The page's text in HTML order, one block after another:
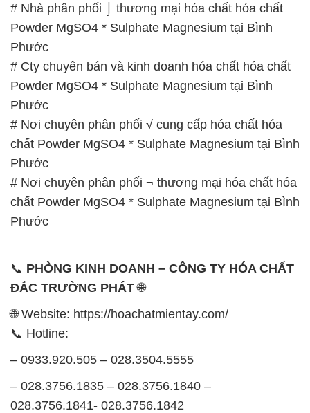
# Nhà phân phối ⌡ thương mại hóa chất hóa chất
Powder MgSO4 * Sulphate Magnesium tại Bình
Phước
# Cty chuyên bán và kinh doanh hóa chất hóa chất
Powder MgSO4 * Sulphate Magnesium tại Bình
Phước
# Nơi chuyên phân phối √ cung cấp hóa chất hóa
chất Powder MgSO4 * Sulphate Magnesium tại Bình
Phước
# Nơi chuyên phân phối ¬ thương mại hóa chất hóa
chất Powder MgSO4 * Sulphate Magnesium tại Bình
Phước
📞 PHÒNG KINH DOANH – CÔNG TY HÓA CHẤT
ĐẮC TRƯỜNG PHÁT🌐
🌐 Website: https://hoachatmientay.com/
📞 Hotline:
– 0933.920.505 – 028.3504.5555
– 028.3756.1835 – 028.3756.1840 –
028.3756.1841- 028.3756.1842